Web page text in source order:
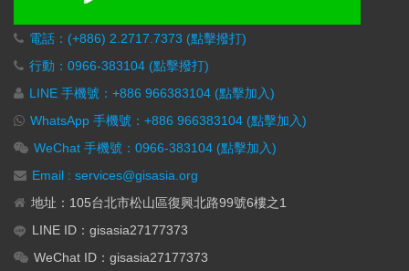
電話：(+886) 2.2717.7373 (點擊撥打)
行動：0966-383104 (點擊撥打)
LINE 手機號：+886 966383104 (點擊加入)
WhatsApp 手機號：+886 966383104 (點擊加入)
WeChat 手機號：0966-383104 (點擊加入)
Email : services@gisasia.org
地址：105台北市松山區復興北路99號6樓之1
LINE ID：gisasia27177373
WeChat ID：gisasia27177373